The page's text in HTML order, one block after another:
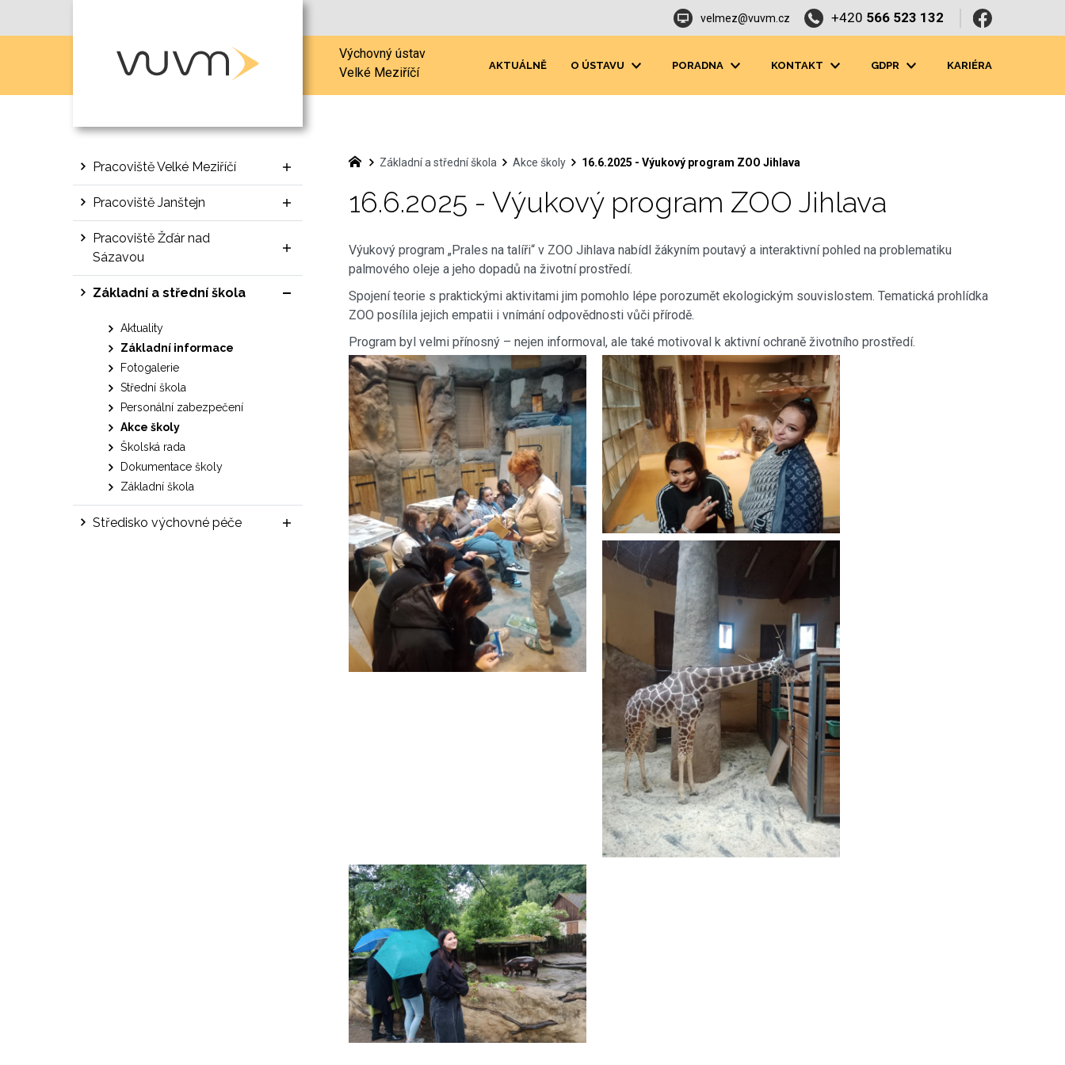
Výchovný ústav
Velké Meziříčí
velmez@vuvm.cz +420 566 523 132
AKTUÁLNĚ O ÚSTAVU PORADNA KONTAKT GDPR KARIÉRA
Pracoviště Velké Meziříčí
Pracoviště Janštejn
Pracoviště Žďár nad
Sázavou
Základní a střední škola
Aktuality
Základní informace
Fotogalerie
Střední škola
Personální zabezpečení
Akce školy
Školská rada
Dokumentace školy
Základní škola
Středisko výchovné péče
Základní a střední škola Akce školy 16.6.2025 - Výukový program ZOO Jihlava
16.6.2025 - Výukový program ZOO Jihlava
Výukový program „Prales na talíři“ v ZOO Jihlava nabídl žákyním poutavý a interaktivní pohled na problematiku
palmového oleje a jeho dopadů na životní prostředí.
Spojení teorie s praktickými aktivitami jim pomohlo lépe porozumět ekologickým souvislostem. Tematická prohlídka
ZOO posílila jejich empatii i vnímání odpovědnosti vůči přírodě.
Program byl velmi přínosný – nejen informoval, ale také motivoval k aktivní ochraně životního prostředí.